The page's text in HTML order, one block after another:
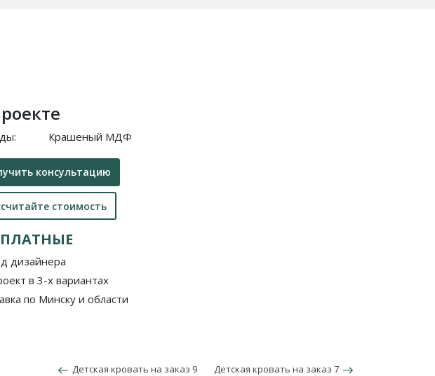
Крашеный МДФ
консультацию
стоимость
дизайнера
в 3-х вариантах
по Минску и области
Детская кровать на заказ 9 Детская кровать на заказ 7